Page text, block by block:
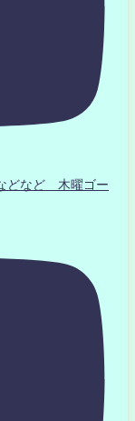
どなど 木曜ゴー